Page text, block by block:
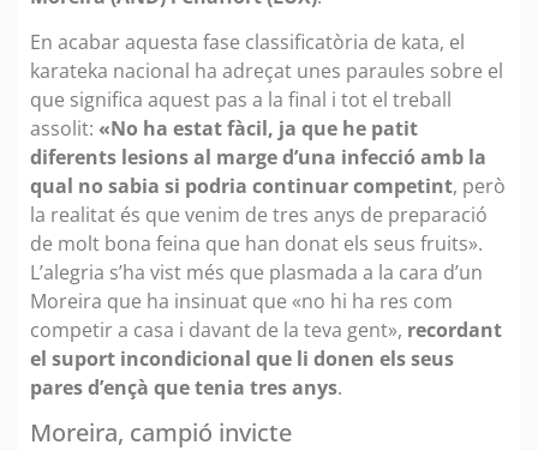
En acabar aquesta fase classificatòria de kata, el
karateka nacional ha adreçat unes paraules sobre el
que significa aquest pas a la final i tot el treball
assolit: «No ha estat fàcil, ja que he patit
diferents lesions al marge d’una infecció amb la
qual no sabia si podria continuar competint, però
la realitat és que venim de tres anys de preparació
de molt bona feina que han donat els seus fruits».
L’alegria s’ha vist més que plasmada a la cara d’un
Moreira que ha insinuat que «no hi ha res com
competir a casa i davant de la teva gent», recordant
el suport incondicional que li donen els seus
pares d’ençà que tenia tres anys.
Moreira, campió invicte